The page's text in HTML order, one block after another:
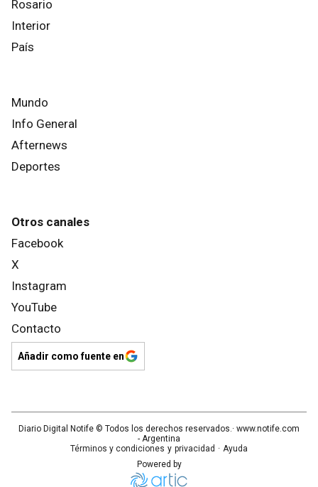
Rosario
Interior
País
Mundo
Info General
Afternews
Deportes
Otros canales
Facebook
X
Instagram
YouTube
Contacto
Añadir como fuente en
Diario Digital Notife © Todos los derechos reservados.· www.notife.com
- Argentina
Términos y condiciones y privacidad · Ayuda
Powered by